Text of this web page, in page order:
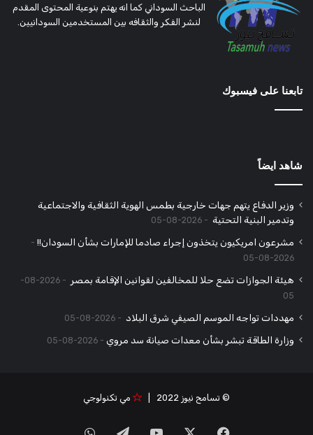
الباحث السوداني كما انه يهتم بنوعية المحتوى المقدم
لنشر الفكر والثقافه بين المستخدمين السودانيين.
تابعنا على فيسبوك
شاهد ايضاً
وزير الدفاع يتهم جهات خارجية بطمس الهوية الثقافية والاجتماعية
وتدمير البنية التحتية
2026-08-05
مشرعون امريكيون يتخذون إجراء صادما للإمارات بشأن السودان!!
2026-08-05
هيئة الجوازات تضع حلا للمخالفين لقوانين الإقامة بمصر
2026-08-
05
مهددات تواجه الموسم الصيفي شرق البلاد 2026-08-05
وزارة الطاقة تبشر بشأن معدات صيانة سد مروي 2026-08-05
© تسامح نيوز 2022 | مي تكنولوجي